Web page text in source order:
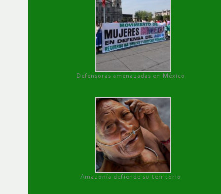
Defensoras amenazadas en México
Amazonía defiende su territorio